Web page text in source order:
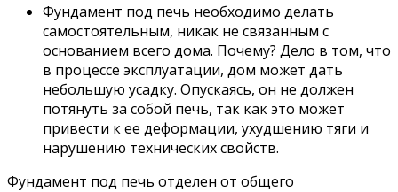
Фундамент под печь необходимо делать
самостоятельным, никак не связанным с
основанием всего дома. Почему? Дело в том, что
в процессе эксплуатации, дом может дать
небольшую усадку. Опускаясь, он не должен
потянуть за собой печь, так как это может
привести к ее деформации, ухудшению тяги и
нарушению технических свойств.
Фундамент под печь отделен от общего